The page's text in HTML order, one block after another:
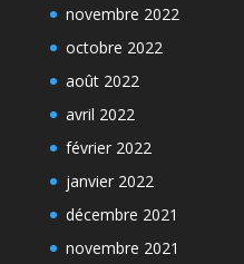
novembre 2022
octobre 2022
août 2022
avril 2022
février 2022
janvier 2022
décembre 2021
novembre 2021